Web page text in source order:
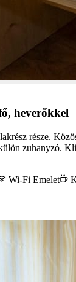
heverőkkel
része.
zuhanyzó.
Wi-Fi Emelet